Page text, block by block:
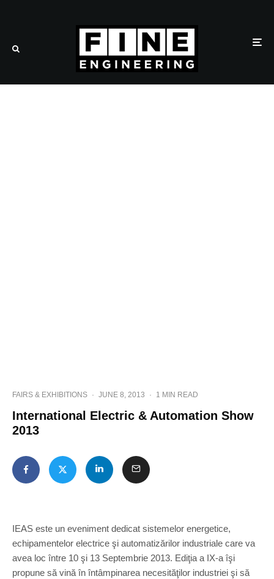
FAIRS & EXHIBITIONS · JUNE 8, 2013 · 1 MIN READ
International Electric & Automation Show
2013
IEAS este un eveniment dedicat sistemelor energetice,
echipamentelor electrice şi automatizărilor industriale care va
avea loc între 10 şi 13 Septembrie 2013. Ediţia a IX-a îşi
propune să vină în întâmpinarea necesităţilor industriei şi să